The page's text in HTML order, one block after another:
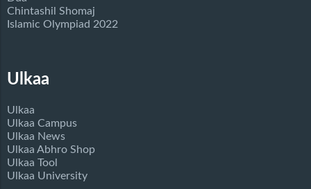
Chintashil Shomaj
Islamic Olympiad 2022
Ulkaa
Ulkaa
Ulkaa Campus
Ulkaa News
Ulkaa Abhro Shop
Ulkaa Tool
Ulkaa University